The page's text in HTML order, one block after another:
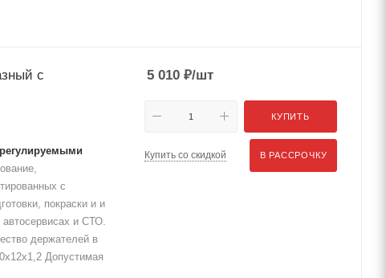
с
с
покраски и и
и СТО.
держателей в
Допустимая
5 010 ₽/шт
КУПИТЬ
Купить со скидкой В РАССРОЧКУ